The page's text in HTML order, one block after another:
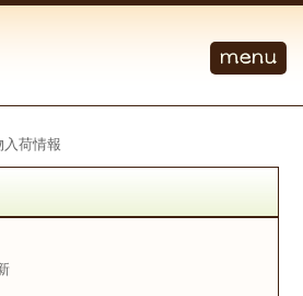
入荷情報